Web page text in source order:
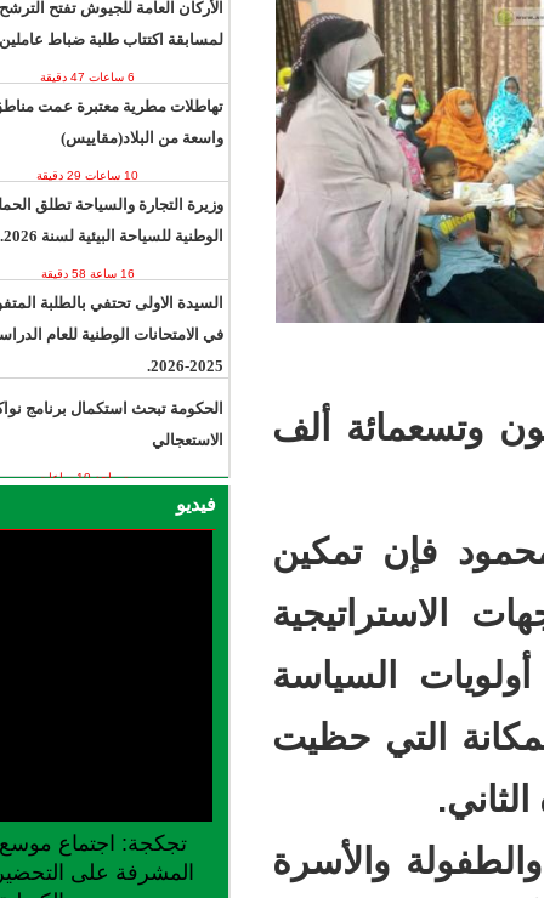
ألف
حظيت
الأركان العامة للجيوش تفتح الترشح
لمسابقة اكتتاب طلبة ضباط عاملين
تهاطلات مطرية معتبرة عمت مناطق
واسعة من البلاد(مقاييس)
وزيرة التجارة والسياحة تطلق الحملة
الوطنية للسياحة البيئية لسنة 2026.
السيدة الاولى تحتفي بالطلبة المتفوقين
في الامتحانات الوطنية للعام الدراسي
الحكومة تبحث استكمال برنامج نواكشوط
الاستعجالي
تجكجة: اجتماع موسع للجنة الجهوية
المشرفة على التحضير لإطلاق موسم